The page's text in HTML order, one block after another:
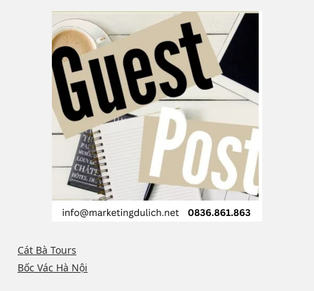
Cát Bà Tours
Bốc Vác Hà Nội